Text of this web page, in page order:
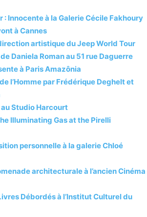
: Innocente à la Galerie Cécile Fakhoury
à Cannes
artistique du Jeep World Tour
Daniela Roman au 51 rue Daguerre
à Paris Amazônia
l’Homme par Frédérique Deghelt et
Studio Harcourt
Illuminating Gas at the Pirelli
personnelle à la galerie Chloé
architecturale à l’ancien Cinéma
Débordés à l’Institut Culturel du